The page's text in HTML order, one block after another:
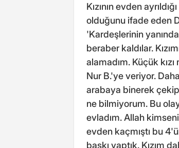
Kızının evden
olduğunu ifade eden
'Kardeşlerinin
beraber kaldılar.
alamadım. Küçük
Nur B.'ye veriyor.
arabaya binerek
ne bilmiyorum. Bu
evladım. Allah
evden kaçmıştı bu
baskı yaptık. Kızım